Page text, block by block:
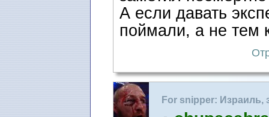
А если давать
поймали, а не тем
For snipper: Израиль,
агрессия?